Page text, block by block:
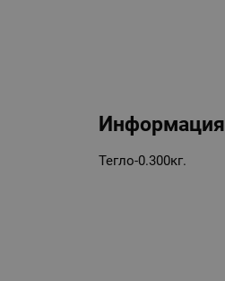
Информация
Тегло-0.300кг.